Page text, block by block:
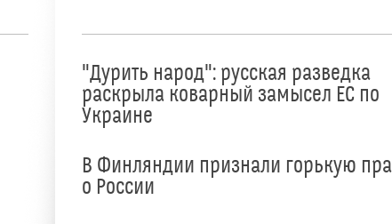
"Дурить народ": русская разведка
раскрыла коварный замысел ЕС по
Украине
В Финляндии признали горькую
о России